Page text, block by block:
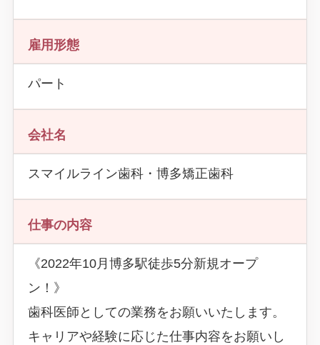
雇用形態
パート
会社名
スマイルライン歯科・博多矯正歯科
仕事の内容
《2022年10月博多駅徒歩5分新規オープ
ン！》
歯科医師としての業務をお願いいたします。
キャリアや経験に応じた仕事内容をお願いし